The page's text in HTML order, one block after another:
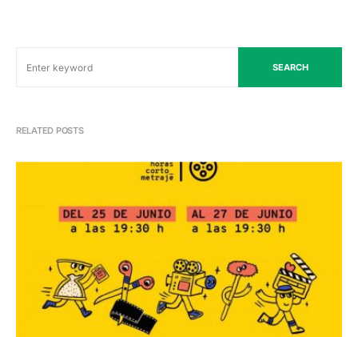
SEARCH
RELATED POSTS